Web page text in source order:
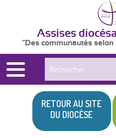
Assises
"Des communautés selon
RETOUR AU SITE
DU DIOCÈSE